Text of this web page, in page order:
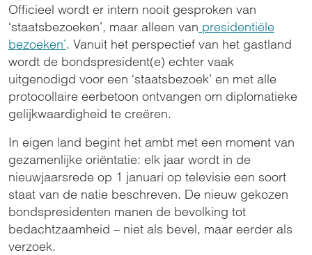
Officieel wordt er intern nooit gesproken van
‘staatsbezoeken’, maar alleen van presidentiële
bezoeken’. Vanuit het perspectief van het gastland
wordt de bondspresident(e) echter vaak
uitgenodigd voor een ‘staatsbezoek’ en met alle
protocollaire eerbetoon ontvangen om diplomatieke
gelijkwaardigheid te creëren.
In eigen land begint het ambt met een moment van
gezamenlijke oriëntatie: elk jaar wordt in de
nieuwjaarsrede op 1 januari op televisie een soort
staat van de natie beschreven. De nieuw gekozen
bondspresidenten manen de bevolking tot
bedachtzaamheid – niet als bevel, maar eerder als
verzoek.